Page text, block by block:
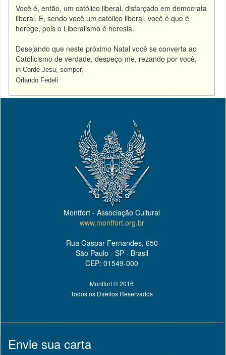
Você é, então, um católico liberal, disfarçado em democrata
liberal. E, sendo você um católico liberal, você é que é
herege, pois o Liberalismo é heresia.
Desejando que neste próximo Natal você se converta ao
Catolicismo de verdade, despeço-me, rezando por você,
in Corde Jesu, semper,
Orlando Fedeli
Montfort - Associação Cultural
www.montfort.org.br
Rua Gaspar Fernandes, 650
São Paulo - SP - Brasil
CEP: 01549-000
Montfort © 2016
Todos os Direitos Reservados
Envie sua carta